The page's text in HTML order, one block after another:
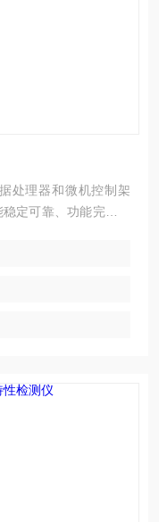
处理器和微机控制架
定可靠、功能完备、
测仪器。